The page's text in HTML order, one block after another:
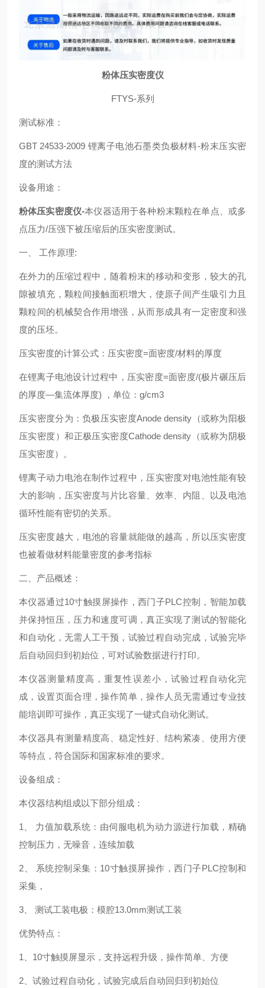
粉体压实密度仪
FTYS-系列
测试标准：
GBT 24533-2009 锂离子电池石墨类负极材料-粉末压实密
度的测试方法
设备用途：
粉体压实密度仪-本仪器适用于各种粉末颗粒在单点、或多
点压力/压强下被压缩后的压实密度测试。
一、 工作原理:
在外力的压缩过程中，随着粉末的移动和变形，较大的孔
隙被填充，颗粒间接触面积增大，使原子间产生吸引力且
颗粒间的机械契合作用增强，从而形成具有一定密度和强
度的压坯。
压实密度的计算公式：压实密度=面密度/材料的厚度
在锂离子电池设计过程中，压实密度=面密度/(极片碾压后
的厚度—集流体厚度) ，单位：g/cm3
压实密度分为：负极压实密度Anode density（或称为阳极
压实密度）和正极压实密度Cathode density（或称为阴极
压实密度）。
锂离子动力电池在制作过程中，压实密度对电池性能有较
大的影响，压实密度与片比容量、效率、内阻、以及电池
循环性能有密切的关系。
压实密度越大，电池的容量就能做的越高，所以压实密度
也被看做材料能量密度的参考指标
二、产品概述：
本仪器通过10寸触摸屏操作，西门子PLC控制，智能加载
并保持恒压，压力和速度可调，真正实现了测试的智能化
和自动化，无需人工干预，试验过程自动完成，试验完毕
后自动回归到初始位，可对试验数据进行打印。
本仪器测量精度高，重复性误差小，试验过程自动化完
成，设置页面合理，操作简单，操作人员无需通过专业技
能培训即可操作，真正实现了一键式自动化测试。
本仪器具有测量精度高、稳定性好、结构紧凑、使用方便
等特点，符合国际和国家标准的要求。
设备组成：
本仪器结构组成以下部分组成：
1、 力值加载系统：由伺服电机为动力源进行加载，精确
控制压力，无噪音，连续加载
2、 系统控制采集：10寸触摸屏操作，西门子PLC控制和
采集，
3、 测试工装电极：模腔13.0mm测试工装
优势特点：
1、10寸触摸屏显示，支持远程升级，操作简单、方便
2、试验过程自动化，试验完成后自动回归到初始位